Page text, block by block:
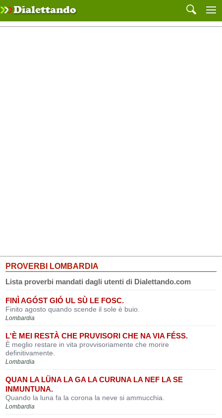
PROVERBI LOMBARDIA
Lista proverbi mandati dagli utenti di Dialettando.com
FINÌ AGÓST GIÓ UL SÙ LE FOSC.
Finito agosto quando scende il sole è buio.
Lombardia
L'È MEI RESTÀ CHE PRUVISORI CHE NA VIA FÉSS.
È meglio restare in vita provvisoriamente che morire
definitivamente.
Lombardia
QUAN LA LÜNA LA GA LA CURUNA LA NEF LA SE
INMUNTUNA.
Quando la luna fa la corona la neve si ammucchia.
Lombardia